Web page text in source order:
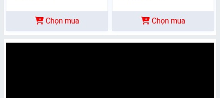
Chọn mua Chọn mua